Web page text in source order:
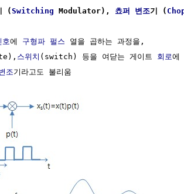
(Switching Modulator), 쵸퍼 변조기 (
호에 구형파 펄스 열을 곱하는 과정을,
스위치 (switch) 등을 여닫는 게이트 회로에
조기라고도 불리움